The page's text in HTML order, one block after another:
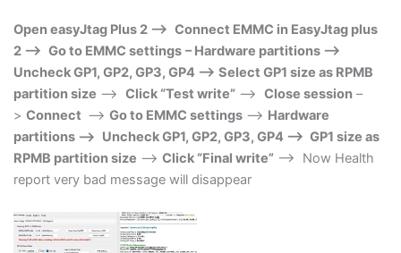
Open easyJtag Plus 2 –> Connect EMMC in EasyJtag plus
2 –> Go to EMMC settings – Hardware partitions –>
Uncheck GP1, GP2, GP3, GP4 –> Select GP1 size as RPMB
partition size –> Click “Test write”–> Close session–
> Connect –> Go to EMMC settings–> Hardware
partitions –> Uncheck GP1, GP2, GP3, GP4 –> GP1 size as
RPMB partition size –> Click “Final write”–> Now Health
report very bad message will disappear